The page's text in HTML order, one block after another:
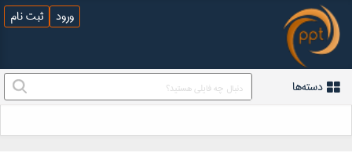
ورود ثبت نام
دسته‌ها